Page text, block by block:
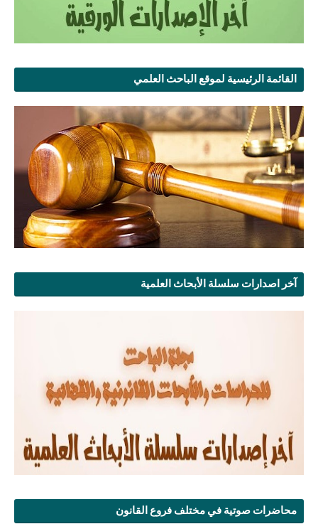
القائمة الرئيسية لموقع الباحث العلمي
آخر اصدارات سلسلة الأبحاث العلمية
محاضرات صوتية في مختلف فروع القانون